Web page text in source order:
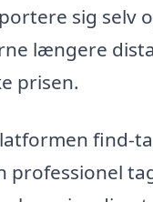
sig selv
længere
prisen.
find-
professionel